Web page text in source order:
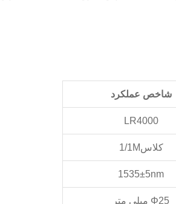
شاخص عملکرد
LR4000
کلاس1/1M
1535±5nm
Φ25 میلی متر